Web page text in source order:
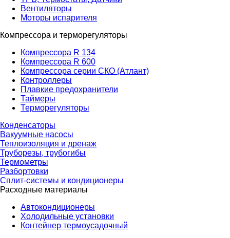
Вентиляторы
Моторы испарителя
Компрессора и терморегуляторы
Компрессора R 134
Компрессора R 600
Компрессора серии СКО (Атлант)
Контроллеры
Плавкие предохранители
Таймеры
Терморегуляторы
Конденсаторы
Вакуумные насосы
Теплоизоляция и дренаж
Труборезы, трубогибы
Термометры
Разбортовки
Сплит-системы и кондиционеры
Расходные материалы
Автокондиционеры
Холодильные установки
Контейнер термоусадочный